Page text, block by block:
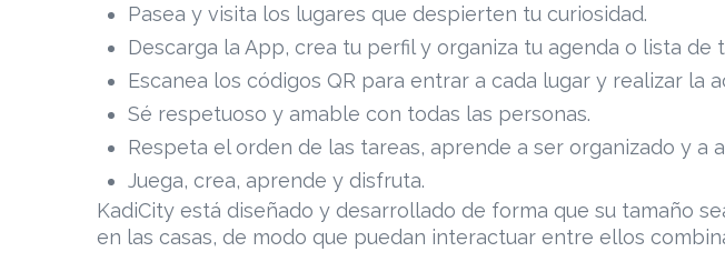
Pasea y visita los lugares que despierten tu curiosidad.
Descarga la App, crea tu perfil y organiza tu agenda o lista de
Escanea los códigos QR para entrar a cada lugar y realizar la
Sé respetuoso y amable con todas las personas.
Respeta el orden de las tareas, aprende a ser organizado y a
Juega, crea, aprende y disfruta.
KadiCity está diseñado y desarrollado de forma que su tamaño
en las casas, de modo que puedan interactuar entre ellos